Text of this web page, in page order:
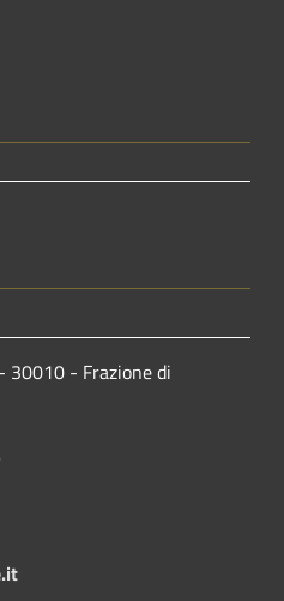
30010 - Frazione di